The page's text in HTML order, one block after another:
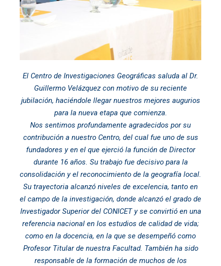
El Centro de Investigaciones Geográficas saluda al Dr.
Guillermo Velázquez con motivo de su reciente
jubilación, haciéndole llegar nuestros mejores augurios
para la nueva etapa que comienza.
Nos sentimos profundamente agradecidos por su
contribución a nuestro Centro, del cual fue uno de sus
fundadores y en el que ejerció la función de Director
durante 16 años. Su trabajo fue decisivo para la
consolidación y el reconocimiento de la geografía local.
Su trayectoria alcanzó niveles de excelencia, tanto en
el campo de la investigación, donde alcanzó el grado de
Investigador Superior del CONICET y se convirtió en una
referencia nacional en los estudios de calidad de vida;
como en la docencia, en la que se desempeñó como
Profesor Titular de nuestra Facultad. También ha sido
responsable de la formación de muchos de los